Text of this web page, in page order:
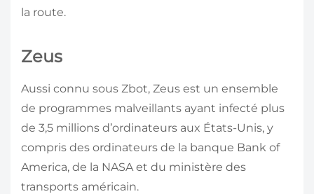
la route.
Zeus
Aussi connu sous Zbot, Zeus est un ensemble
de programmes malveillants ayant infecté plus
de 3,5 millions d’ordinateurs aux États-Unis, y
compris des ordinateurs de la banque Bank of
America, de la NASA et du ministère des
transports américain.